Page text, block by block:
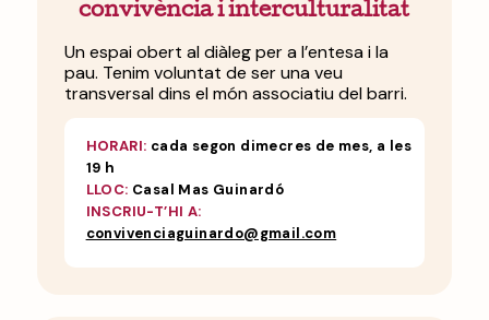
convivència i interculturalitat
Un espai obert al diàleg per a l’entesa i la
pau. Tenim voluntat de ser una veu
transversal dins el món associatiu del barri.
HORARI: cada segon dimecres de mes, a les
19 h
LLOC: Casal Mas Guinardó
INSCRIU-T’HI A:
convivenciaguinardo@gmail.com